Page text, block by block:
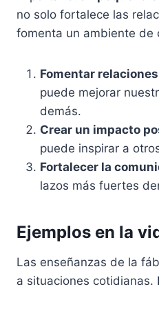
no solo fortalece las
fomenta un ambiente de
Fomentar relaciones
puede mejorar
demás.
Crear un impacto
puede inspirar a
Fortalecer la
lazos más fuertes
Ejemplos en la
Las enseñanzas de la
a situaciones cotidianas.